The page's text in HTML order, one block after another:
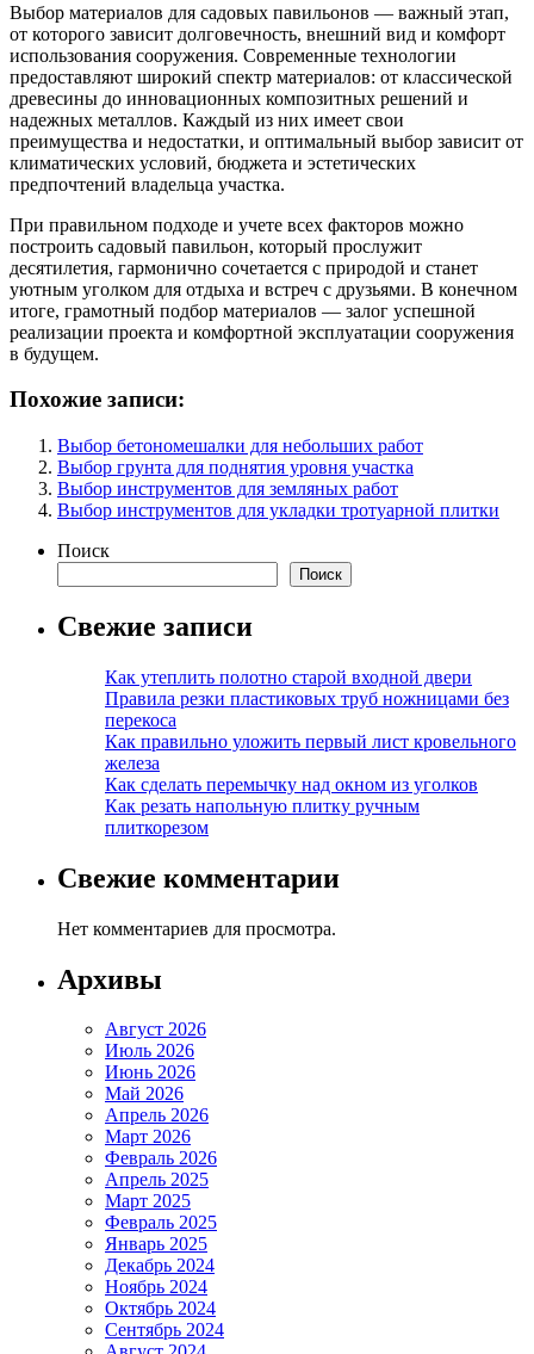
Выбор материалов для садовых павильонов — важный этап,
от которого зависит долговечность, внешний вид и комфорт
использования сооружения. Современные технологии
предоставляют широкий спектр материалов: от классической
древесины до инновационных композитных решений и
надежных металлов. Каждый из них имеет свои
преимущества и недостатки, и оптимальный выбор зависит от
климатических условий, бюджета и эстетических
предпочтений владельца участка.
При правильном подходе и учете всех факторов можно
построить садовый павильон, который прослужит
десятилетия, гармонично сочетается с природой и станет
уютным уголком для отдыха и встреч с друзьями. В конечном
итоге, грамотный подбор материалов — залог успешной
реализации проекта и комфортной эксплуатации сооружения
в будущем.
Похожие записи:
Выбор бетономешалки для небольших работ
Выбор грунта для поднятия уровня участка
Выбор инструментов для земляных работ
Выбор инструментов для укладки тротуарной плитки
Поиск
Поиск
Свежие записи
Как утеплить полотно старой входной двери
Правила резки пластиковых труб ножницами без
перекоса
Как правильно уложить первый лист кровельного
железа
Как сделать перемычку над окном из уголков
Как резать напольную плитку ручным
плиткорезом
Свежие комментарии
Нет комментариев для просмотра.
Архивы
Август 2026
Июль 2026
Июнь 2026
Май 2026
Апрель 2026
Март 2026
Февраль 2026
Апрель 2025
Март 2025
Февраль 2025
Январь 2025
Декабрь 2024
Ноябрь 2024
Октябрь 2024
Сентябрь 2024